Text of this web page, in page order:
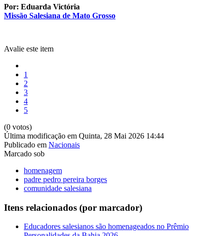
Por: Eduarda Victória
Missão Salesiana de Mato Grosso
Avalie este item
1
2
3
4
5
(0 votos)
Última modificação em Quinta, 28 Mai 2026 14:44
Publicado em Nacionais
Marcado sob
homenagem
padre pedro pereira borges
comunidade salesiana
Itens relacionados (por marcador)
Educadores salesianos são homenageados no Prêmio